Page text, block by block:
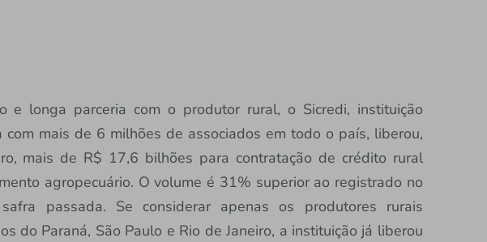
e longa parceria com o produtor rural, o Sicredi, instituição
com mais de 6 milhões de associados em todo o país, liberou,
mais de R$ 17,6 bilhões para contratação de crédito rural
agropecuário. O volume é 31% superior ao registrado no
passada. Se considerar apenas os produtores rurais
do Paraná, São Paulo e Rio de Janeiro, a instituição já liberou